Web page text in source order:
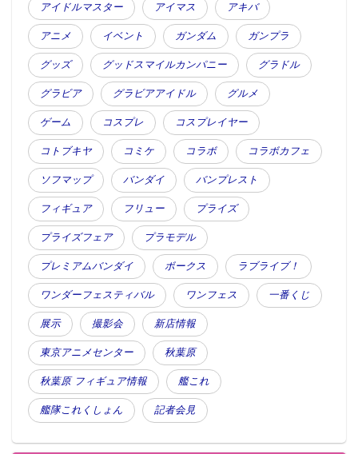
アイドルマスター アイマス アキバ
アニメ イベント ガンダム ガンプラ
グッズ グッドスマイルカンパニー グラドル
グラビア グラビアアイドル グルメ
ゲーム コスプレ コスプレイヤー
コトブキヤ コミケ コラボ コラボカフェ
ソフマップ バンダイ バンプレスト
フィギュア フリュー プライズ
プライズフェア プラモデル
プレミアムバンダイ ボークス ラブライブ！
ワンダーフェスティバル ワンフェス 一番くじ
展示 撮影会 新店情報
東京アニメセンター 秋葉原
秋葉原 フィギュア情報 艦これ
艦隊これくしょん 記者会見